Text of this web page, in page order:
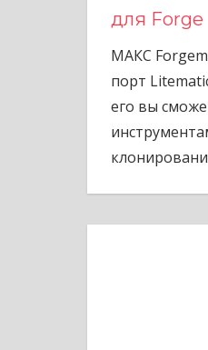
для Forge
МАКС
порт
его вы